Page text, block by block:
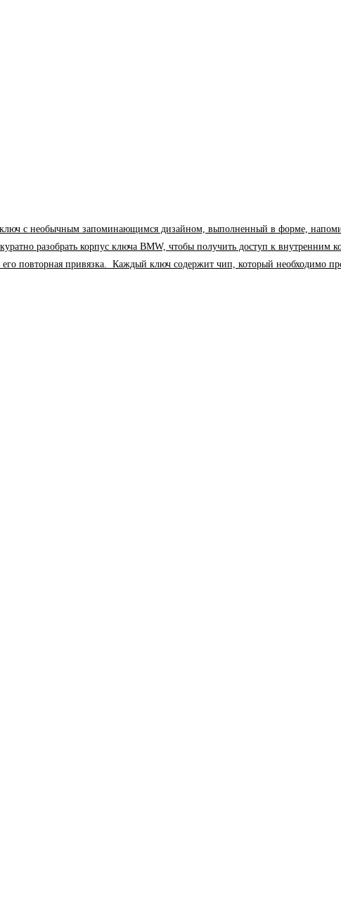
с необычным запоминающимся дизайном, выполненный в форме,
разобрать корпус ключа BMW, чтобы получить доступ к
его повторная привязка. Каждый ключ содержит чип, который необходимо